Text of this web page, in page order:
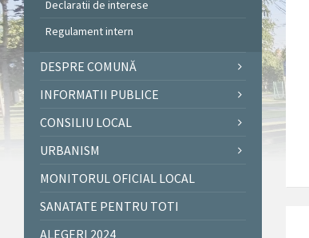
Declaratii de interese
Regulament intern
DESPRE COMUNĂ
INFORMATII PUBLICE
CONSILIU LOCAL
URBANISM
MONITORUL OFICIAL LOCAL
SANATATE PENTRU TOTI
ALEGERI 2024